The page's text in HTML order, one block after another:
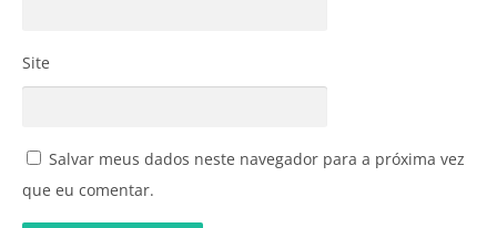
Site
Salvar meus dados neste navegador para a próxima vez
que eu comentar.